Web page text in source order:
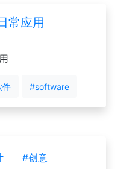
常应用
件 #software
#创意